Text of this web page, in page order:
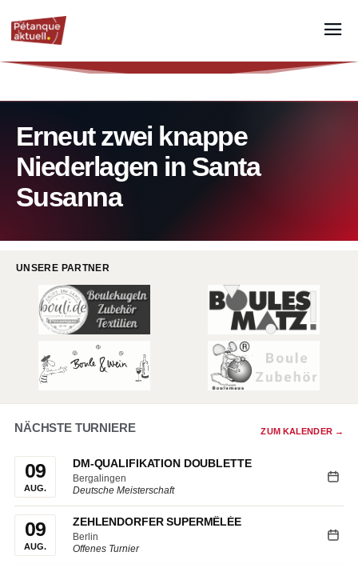
Erneut zwei knappe
Niederlagen in Santa
Susanna
UNSERE PARTNER
NÄCHSTE TURNIERE ZUM KALENDER →
09
AUG.
DM-QUALIFIKATION DOUBLETTE
Bergalingen
Deutsche Meisterschaft
09
AUG.
ZEHLENDORFER SUPERMÊLÉE
Berlin
Offenes Turnier